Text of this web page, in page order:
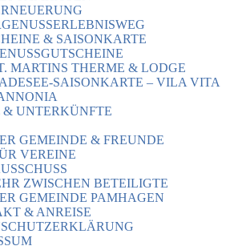
& SAISONKARTE
MARTINS THERME & LODGE
SAISONKARTE – VILA VITA
& UNTERKÜNFTE
GEMEINDE & FREUNDE
VEREINE
ZWISCHEN BETEILIGTE
GEMEINDE PAMHAGEN
& ANREISE